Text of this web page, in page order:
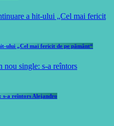
ului „Cel mai fericit de pe pământ“
s-a reîntors Alejandro